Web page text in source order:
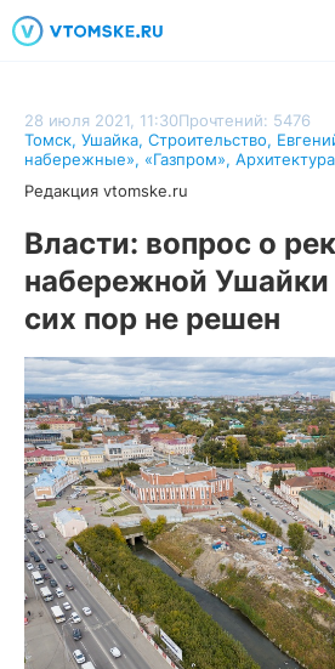
28 июля 2021, 11:30Прочтений: 5476
Томск, Ушайка, Строительство,
набережные», «Газпром», Архитектура
Редакция vtomske.ru
Власти: вопрос о
набережной Ушайки
сих пор не решен